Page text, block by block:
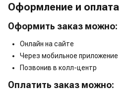
Оформление и оплата
Оформить заказ можно:
Онлайн на сайте
Через мобильное приложение
Позвонив в колл-центр
Оплатить заказ можно: